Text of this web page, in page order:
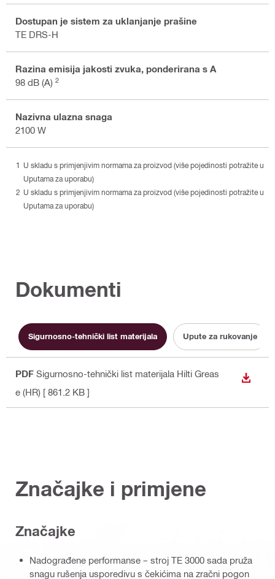
Dostupan je sistem za uklanjanje prašine
TE DRS-H
Razina emisija jakosti zvuka, ponderirana s A
98 dB (A) 2
Nazivna ulazna snaga
2100 W
U skladu s primjenjivim normama za proizvod (više pojedinosti potražite u
Uputama za uporabu)
U skladu s primjenjivim normama za proizvod (više pojedinosti potražite u
Uputama za uporabu)
Dokumenti
Sigurnosno-tehnički list materijala Upute za rukovanje
PDF Sigurnosno-tehnički list materijala Hilti Greas
e (HR) [ 861.2 KB ]
Značajke i primjene
Značajke
Nadograđene performanse – stroj TE 3000 sada pruža
snagu rušenja usporedivu s čekićima na zračni pogon